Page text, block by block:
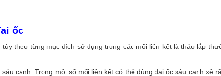
ốc
theo từng mục đích sử dụng trong các mối liên kết là tháo lắp
cạnh. Trong một số mối liên kết có thể dùng đai ốc sáu cạnh xẻ